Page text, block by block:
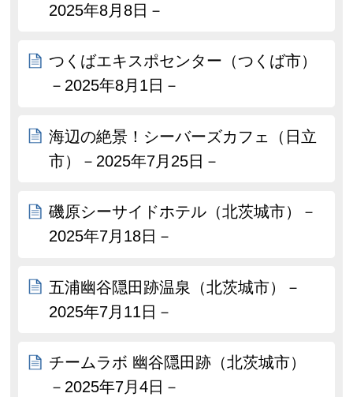
2025年8月8日－
つくばエキスポセンター（つくば市）
－2025年8月1日－
海辺の絶景！シーバーズカフェ（日立
市）－2025年7月25日－
磯原シーサイドホテル（北茨城市）－
2025年7月18日－
五浦幽谷隠田跡温泉（北茨城市）－
2025年7月11日－
チームラボ 幽谷隠田跡（北茨城市）
－2025年7月4日－